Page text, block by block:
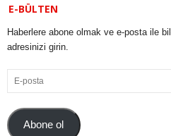
E-BÜLTEN
Haberlere abone olmak ve e-posta ile
adresinizi girin.
E-
posta
Abone ol